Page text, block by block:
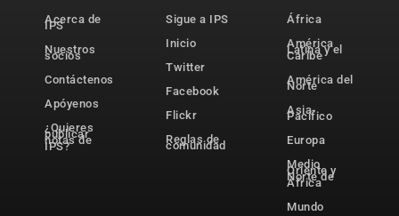
Acerca de
IPS
Nuestros
socios
Contáctenos
Apóyenos
¿Quieres
publicar
notas de
IPS?
Sigue a IPS
Inicio
Twitter
Facebook
Flickr
Reglas de
comunidad
África
América
Latina y el
Caribe
América del
Norte
Asia-
Pacífico
Europa
Medio
Oriente y
Norte de
África
Mundo